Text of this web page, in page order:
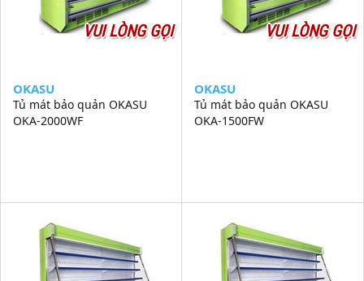
VUI LÒNG GỌI
OKASU
Tủ mát bảo quản OKASU
OKA-2000WF
VUI LÒNG GỌI
OKASU
Tủ mát bảo quản OKASU
OKA-1500FW